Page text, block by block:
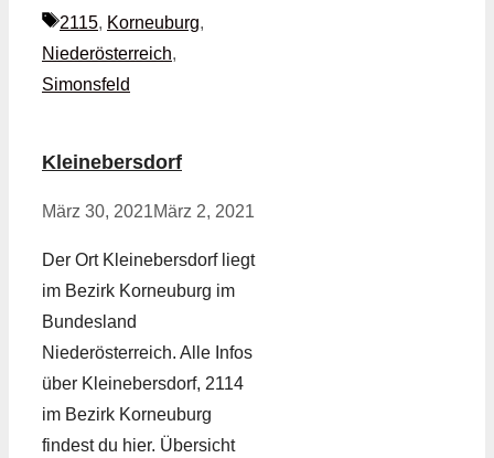
Schlagwörter
2115, Korneuburg,
Niederösterreich,
Simonsfeld
Kleinebersdorf
März 30, 2021März 2, 2021
Der Ort Kleinebersdorf liegt
im Bezirk Korneuburg im
Bundesland
Niederösterreich. Alle Infos
über Kleinebersdorf, 2114
im Bezirk Korneuburg
findest du hier. Übersicht